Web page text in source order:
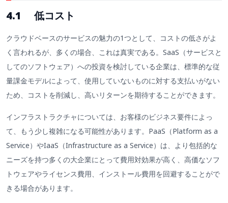
4.1 低コスト
クラウドベースのサービスの魅力の1つとして、コストの低さがよ
く言われるが、多くの場合、これは真実である。SaaS（サービスと
してのソフトウェア）への投資を検討している企業は、標準的な従
量課金モデルによって、使用していないものに対する支払いがない
ため、コストを削減し、高いリターンを期待することができます。
インフラストラクチャについては、お客様のビジネス要件によっ
て、もう少し複雑になる可能性があります。PaaS（Platform as a
Service）やIaaS（Infrastructure as a Service）は、より包括的な
ニーズを持つ多くの大企業にとって費用対効果が高く、高価なソフ
トウェアやライセンス費用、インストール費用を回避することがで
きる場合があります。